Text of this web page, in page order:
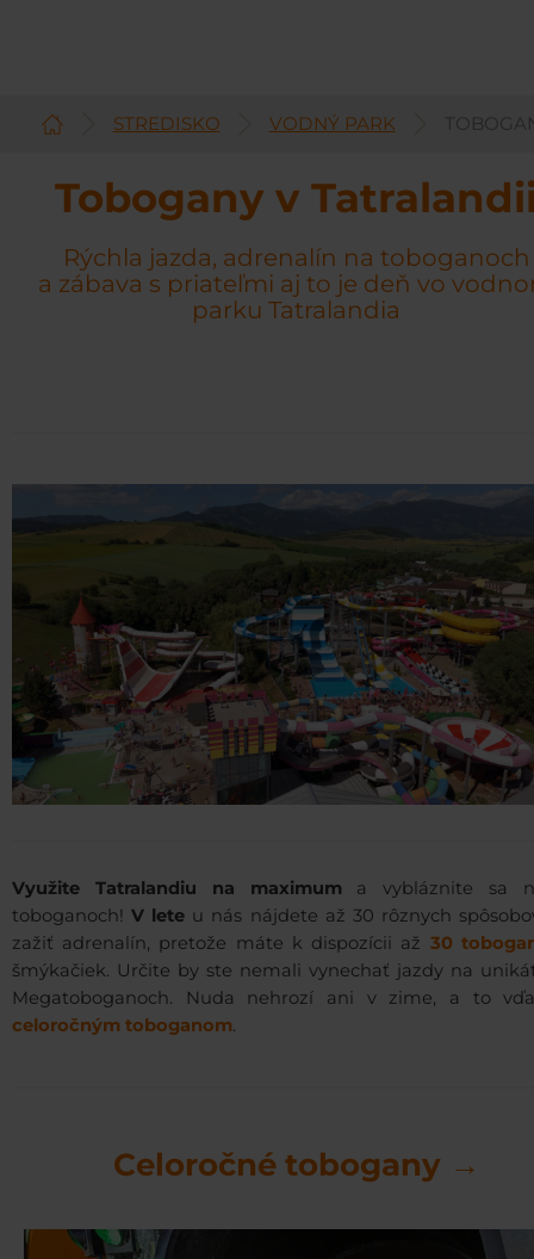
STREDISKO VODNÝ PARK
Tobogany v
Rýchla jazda, adrenalín na toboganoch
a zábava s priateľmi aj to je deň vo
parku Tatralandia
Využite Tatralandiu na maximum a vybláznite sa
toboganoch!V lete u nás nájdete až 30 rôznych
zažiť adrenalín, pretože máte k dispozícii až 30
šmýkačiek. Určite by ste nemali vynechať jazdy na
Megatoboganoch. Nuda nehrozí ani v zime, a to
celoročným toboganom.
Celoročné tobogany →